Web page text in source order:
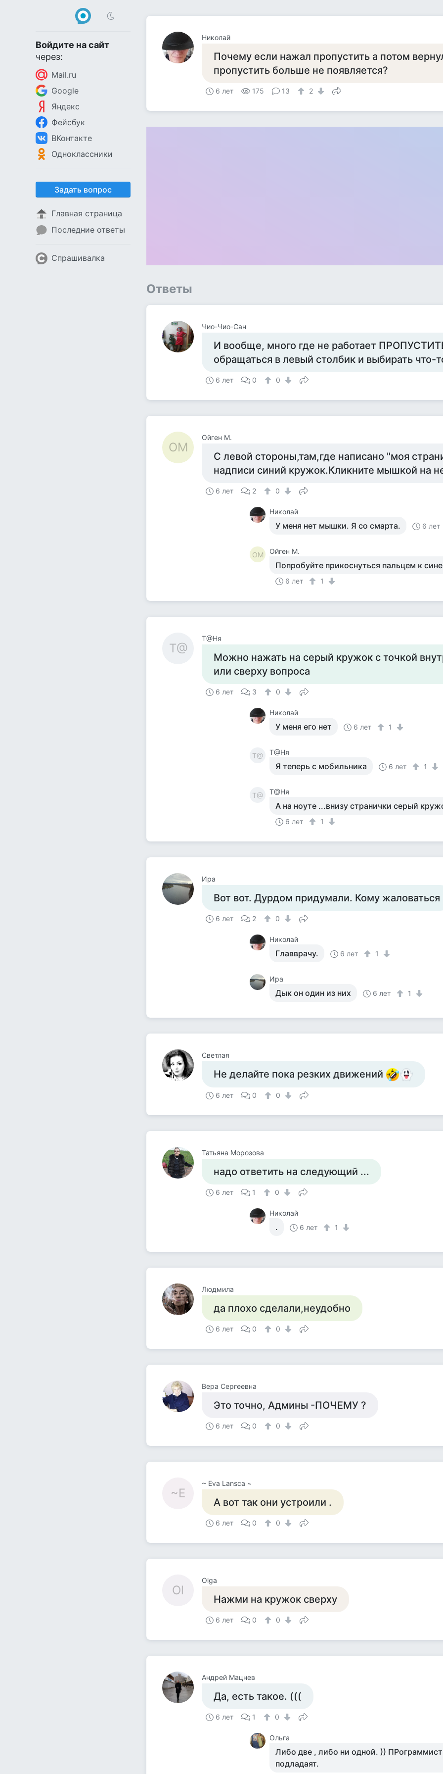
Войдите на сайт
через:
Mail.ru
Google
Яндекс
Фейсбук
ВКонтакте
Одноклассники
Задать вопрос
Главная страница
Последние ответы
Спрашивалка
Николай
Почему если нажал пропустить а потом
пропустить больше не появляется?
6 лет 175 13 2
Ответы
Чио-Чио-Сан
И вообще, много где не работает
обращаться в левый столбик и выбирать что-
6 лет 0 0
ОМ
Ойген М.
С левой стороны,там,где написано "моя
надписи синий кружок.Кликните мышкой на
6 лет 2 0
Николай
У меня нет мышки. Я со смарта. 6 лет
ОМ Ойген М.
Попробуйте прикоснуться пальцем к
6 лет 1
Т@
Т@Ня
Можно нажать на серый кружок с точкой
или сверху вопроса
6 лет 3 0
Николай
У меня его нет 6 лет 1
Т@ Т@Ня
Я теперь с мобильника 6 лет 1
Т@ Т@Ня
А на ноуте ...внизу странички серый
6 лет 1
Ира
Вот вот. Дурдом придумали. Кому жаловаться
6 лет 2 0
Николай
Главврачу. 6 лет 1
Ира
Дык он один из них 6 лет 1
Светлая
Не делайте пока резких движений
6 лет 0 0
Татьяна Морозова
надо ответить на следующий ...
6 лет 1 0
Николай
. 6 лет 1
Людмила
да плохо сделали,неудобно
6 лет 0 0
Вера Сергеевна
Это точно, Админы -ПОЧЕМУ ?
6 лет 0 0
~E
~ Eva Lansca ~
А вот так они устроили .
6 лет 0 0
Ol
Olga
Нажми на кружок сверху
6 лет 0 0
Андрей Мацнев
Да, есть такое. (((
6 лет 1 0
Ольга
Либо две , либо ни одной. ))
подладаят.